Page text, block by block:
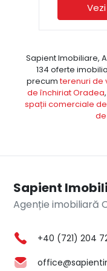
Sapient Imobiliare,
134 oferte
precumterenuri de
de închiriat Oradea,
spații comerciale
Sapient
Agenție imobiliară
+40 (721) 204